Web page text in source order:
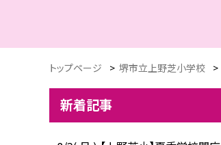
トップページ > 堺市立上野芝小学校 >
新着記事